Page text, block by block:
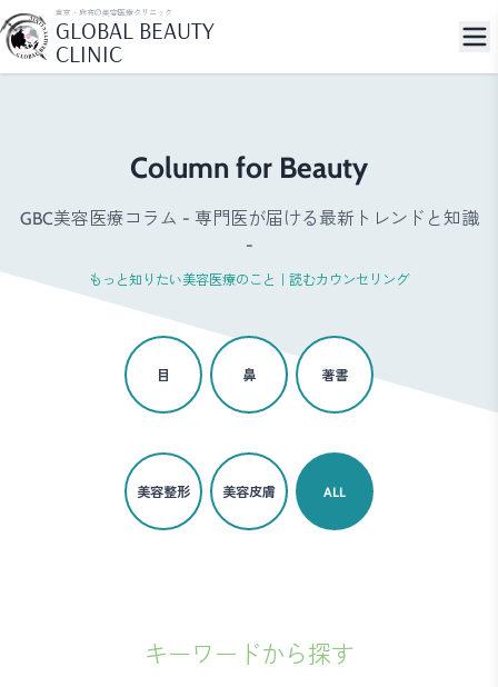
東京・麻布の美容医療クリニック
GLOBAL BEAUTY
CLINIC
Column for Beauty
GBC美容医療コラム - 専門医が届ける最新トレンドと知識
-
もっと知りたい美容医療のこと｜読むカウンセリング
目 鼻 著書
美容整形 美容皮膚 ALL
キーワードから探す